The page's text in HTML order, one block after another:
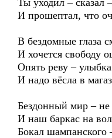
Ты уходил – сказал
И прошептал, что
В бездомные глаза
И хочется свободу
Опять реву – улыбка
И надо вёсла в
Бездонный мир – не
И наш баркас на
Бокал шампанского